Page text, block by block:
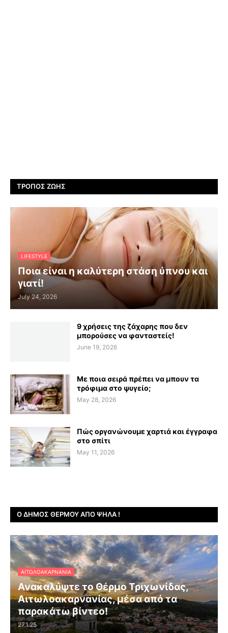
ΤΡΌΠΟΣ ΖΩΉΣ
LIFESTYLE
Ποια είναι η καλύτερη στάση ύπνου και
γιατί!
July 24, 2026
9 χρήσεις της ζάχαρης που δεν
μπορούσες να φανταστείς!
June 19, 2026
Με ποια σειρά πρέπει να μπουν τα
τρόφιμα στο ψυγείο;
May 28, 2026
Πώς οργανώνουμε χαρτιά και έγγραφα
στο σπίτι
May 11, 2026
Ο ΔΉΜΟΣ ΘΈΡΜΟΥ ΑΠΌ ΨΗΛΆ !
ΑΙΤΩΛΟΑΚΑΡΝΑΝΊΑ
Ανακαλύψτε το Θέρμο Τριχωνίδας,
Αιτωλοακαρνανίας, μέσα από τα
παρακάτω βίντεο!
27.1.25